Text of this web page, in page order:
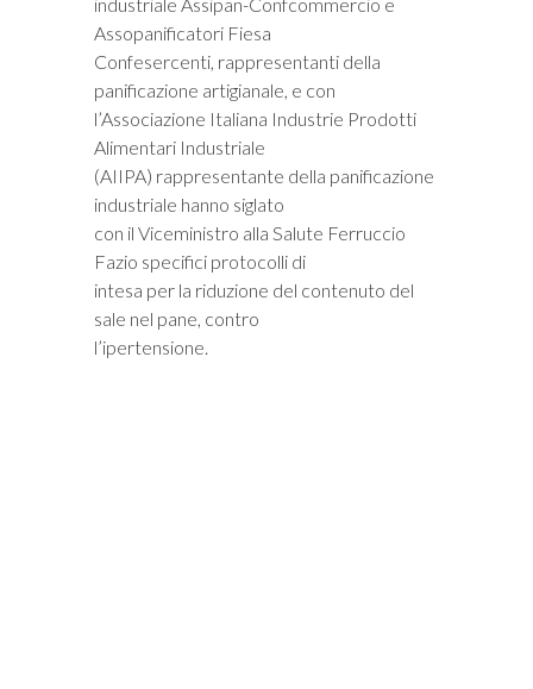
Assopanificatori Fiesa
Confesercenti, rappresentanti della
panificazione artigianale, e con
l’Associazione Italiana Industrie Prodotti
Alimentari Industriale
(AIIPA) rappresentante della panificazione
industriale hanno siglato
con il Viceministro alla Salute Ferruccio
Fazio specifici protocolli di
intesa per la riduzione del contenuto del
sale nel pane, contro
l’ipertensione.